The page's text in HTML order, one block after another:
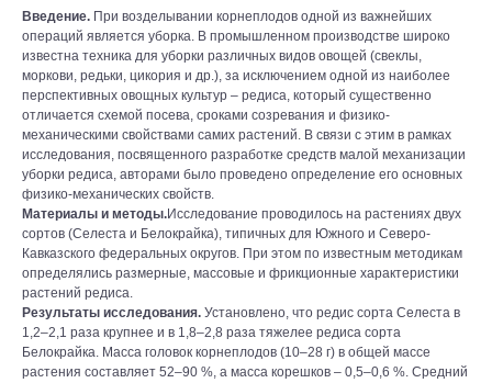
Введение. При возделывании корнеплодов одной из важнейших
операций является уборка. В промышленном производстве широко
известна техника для уборки различных видов овощей (свеклы,
моркови, редьки, цикория и др.), за исключением одной из наиболее
перспективных овощных культур – редиса, который существенно
отличается схемой посева, сроками созревания и физико-
механическими свойствами самих растений. В связи с этим в рамках
исследования, посвященного разработке средств малой механизации
уборки редиса, авторами было проведено определение его основных
физико-механических свойств.
Материалы и методы.Исследование проводилось на растениях двух
сортов (Селеста и Белокрайка), типичных для Южного и Северо-
Кавказского федеральных округов. При этом по известным методикам
определялись размерные, массовые и фрикционные характеристики
растений редиса.
Результаты исследования. Установлено, что редис сорта Селеста в
1,2–2,1 раза крупнее и в 1,8–2,8 раза тяжелее редиса сорта
Белокрайка. Масса головок корнеплодов (10–28 г) в общей массе
растения составляет 52–90 %, а масса корешков – 0,5–0,6 %. Средний